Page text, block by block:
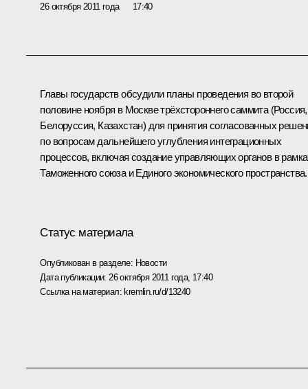
26 октября 2011 года 17:40
Главы государств обсудили планы проведения во второй
половине ноября в Москве трёхстороннего саммита (Россия,
Белоруссия, Казахстан) для принятия согласованных
по вопросам дальнейшего углубления интеграционных
процессов, включая создание управляющих органов в
Таможенного союзаи Единого экономического пространства.
Статус материала
Опубликован в разделе: Новости
Дата публикации: 26 октября 2011 года, 17:40
Ссылка на материал: kremlin.ru/d/13240